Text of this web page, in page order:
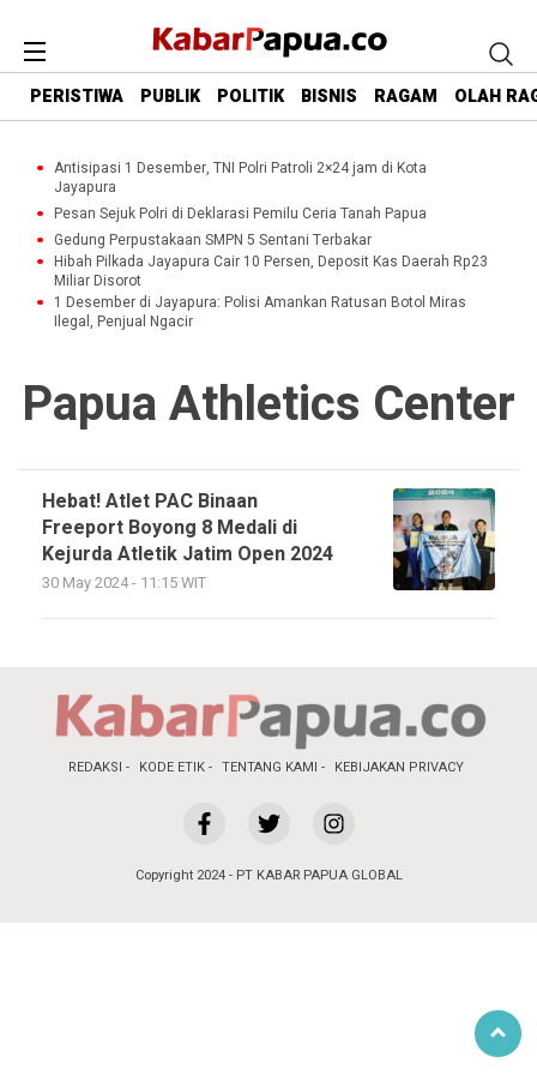
PERISTIWA PUBLIK POLITIK BISNIS RAGAM OLAH
Antisipasi 1 Desember, TNI Polri Patroli 2×24 jam di Kota
Jayapura
Pesan Sejuk Polri di Deklarasi Pemilu Ceria Tanah Papua
Gedung Perpustakaan SMPN 5 Sentani Terbakar
Hibah Pilkada Jayapura Cair 10 Persen, Deposit Kas Daerah Rp23
Miliar Disorot
1 Desember di Jayapura: Polisi Amankan Ratusan Botol Miras
Ilegal, Penjual Ngacir
Papua Athletics Center
Hebat! Atlet PAC Binaan
Freeport Boyong 8 Medali di
Kejurda Atletik Jatim Open 2024
30 May 2024 - 11:15 WIT
REDAKSI KODE ETIK TENTANG KAMI KEBIJAKAN PRIVACY
Copyright 2024 - PT KABAR PAPUA GLOBAL